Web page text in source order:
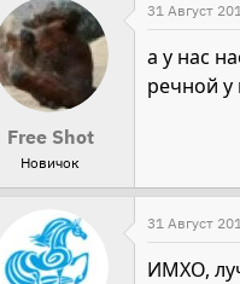
Free Shot
Новичок
31 Август
а у нас
речной у
31 Август
ИМХО,